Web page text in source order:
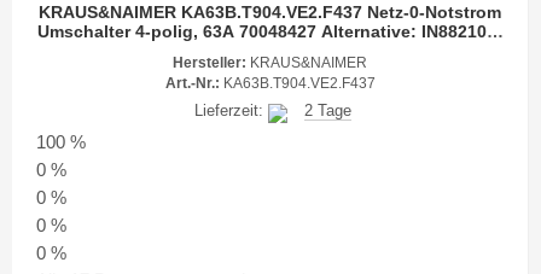
KRAUS&NAIMER KA63B.T904.VE2.F437 Netz-0-Notstrom
Umschalter 4-polig, 63A 70048427 Alternative: IN882109-
Hersteller: KRAUS&NAIMER
Art.-Nr.: KA63B.T904.VE2.F437
Lieferzeit: 2 Tage
100 %
0 %
0 %
0 %
0 %